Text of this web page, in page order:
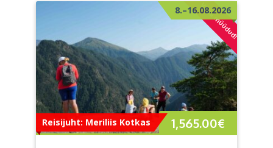
8.–16.08.2026
Reisijuht: Meriliis Kotkas
Välja müüdud!
1,565.00€